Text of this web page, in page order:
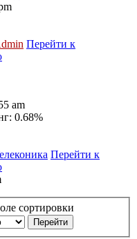
Перейти к
am
0.68%
Перейти к
сортировки